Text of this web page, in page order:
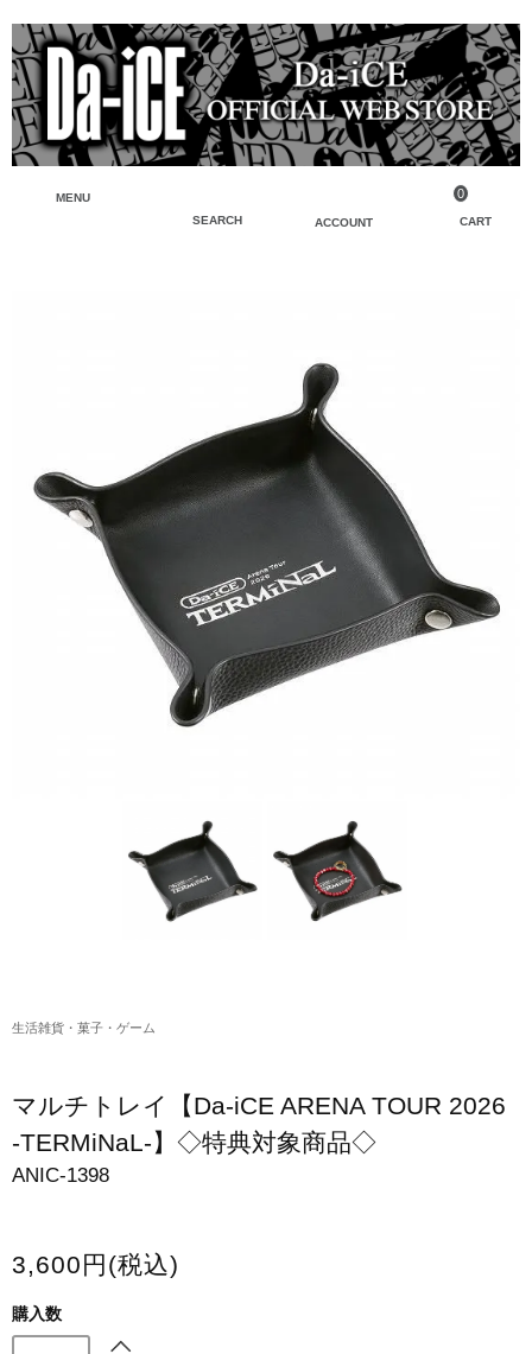
MENU
SEARCH
ACCOUNT CART
0
パーカー・スウェット・ブルゾン
バッグ・ポーチ
キーホルダー・チャーム
アクリルスタンド・アクセサリー・帽子
缶バッジ・ステッカー
生活雑貨・菓子・ゲーム
花村想太｜Natural Lag(ナチュラルラグ)グッズ
和田颯｜Wagic Hour Worksグッズ
スマホケース・モバイルバッテリー
会場限定グッズ
生活雑貨・菓子・ゲーム
マルチトレイ【Da-iCE ARENA TOUR 2026
-TERMiNaL-】◇特典対象商品◇
ANIC-1398
3,600円(税込)
購入数